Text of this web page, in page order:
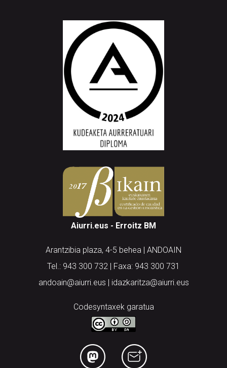
Aiurri.eus - Erroitz BM
Arantzibia plaza, 4-5 behea | ANDOAIN
Tel.: 943 300 732 | Faxa: 943 300 731
andoain@aiurri.eus | idazkaritza@aiurri.eus
Codesyntaxek garatua